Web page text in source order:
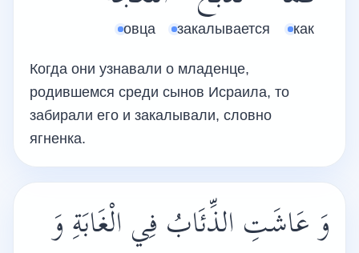
как
закалывается
овца
Когда они узнавали о младенце,
родившемся среди сынов Исраила, то
забирали его и закалывали, словно
ягненка.
وَ عَاشَتِ الذِّئَابُ فِي الْغَابَةِ وَ